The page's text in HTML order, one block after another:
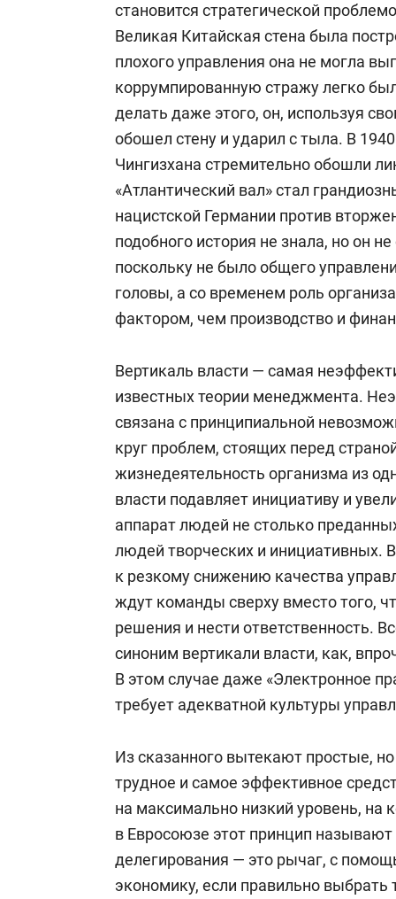
становится стратегической
Великая Китайская стена была
плохого управления она не могла
коррумпированную стражу легко
делать даже этого, он, используя
обошел стену и ударил с тыла. В
Чингизхана стремительно обошли
«Атлантический вал» стал
нацистской Германии против
подобного история не знала, но он
поскольку не было общего
головы, а со временем роль
фактором, чем производство и
Вертикаль власти — самая
известных теории менеджмента.
связана с принципиальной
круг проблем, стоящих перед
жизнедеятельность организма из
власти подавляет инициативу и
аппарат людей не столько
людей творческих и инициативных.
к резкому снижению качества
ждут команды сверху вместо того,
решения и нести ответственность.
синоним вертикали власти, как,
В этом случае даже «Электронное
требует адекватной культуры
Из сказанного вытекают простые,
трудное и самое эффективное
на максимально низкий уровень, на
в Евросоюзе этот принцип
делегирования — это рычаг, с
экономику, если правильно